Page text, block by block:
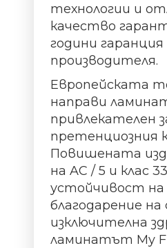
технологии и
качество
години
производителя.
Европейската
направи
привлекателен
претенциозния
Повишената
на AC / 5 и клас 33
устойчивост на
благодарение
изключителна
ламинатът My